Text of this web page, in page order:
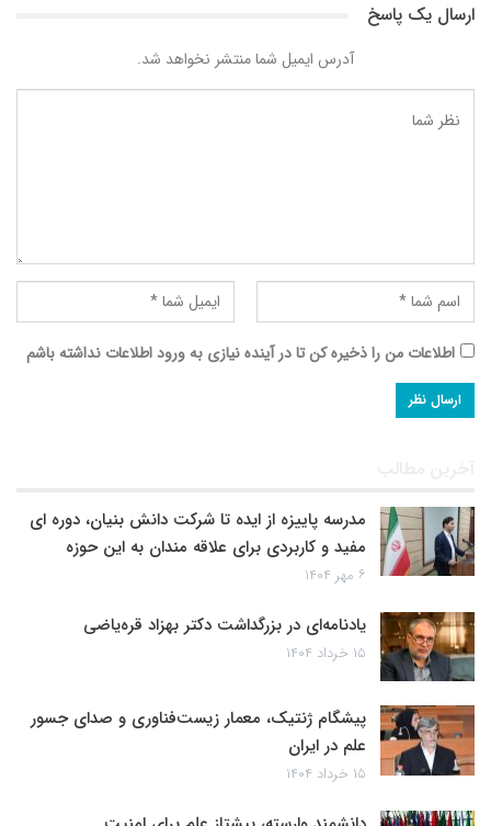
ارسال یک پاسخ
آدرس ایمیل شما منتشر نخواهد شد.
اطلاعات من را ذخیره کن تا در آینده نیازی به ورود اطلاعات نداشته باشم
آخرین مطالب
مدرسه پاییزه از ایده تا شرکت دانش بنیان، دوره ای
مفید و کاربردی برای علاقه مندان به این حوزه
۶ مهر ۱۴۰۴
یادنامه‌ای در بزرگداشت دکتر بهزاد قره‌یاضی
۱۵ خرداد ۱۴۰۴
پیشگام ژنتیک، معمار زیست‌فناوری و صدای جسور
علم در ایران
۱۵ خرداد ۱۴۰۴